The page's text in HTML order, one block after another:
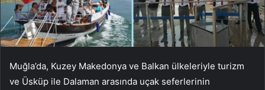
Muğla’da, Kuzey Makedonya ve Balkan ülkeleriyle turizm
ve Üsküp ile Dalaman arasında uçak seferlerinin